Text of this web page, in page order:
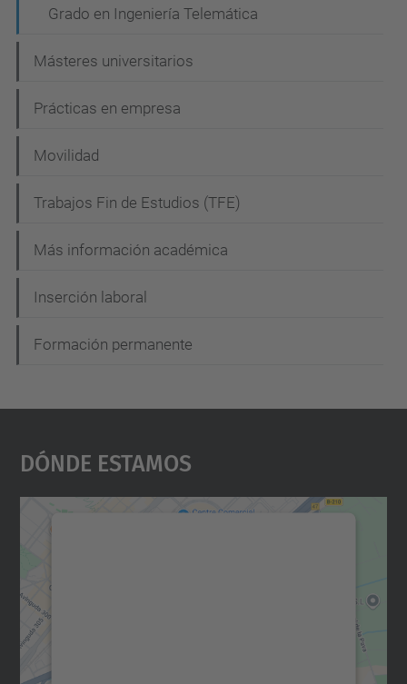
n
Grado en Ingeniería Telemática
Másteres universitarios
Prácticas en empresa
Movilidad
Trabajos Fin de Estudios (TFE)
Más información académica
Inserción laboral
Formación permanente
Dónde Estamos